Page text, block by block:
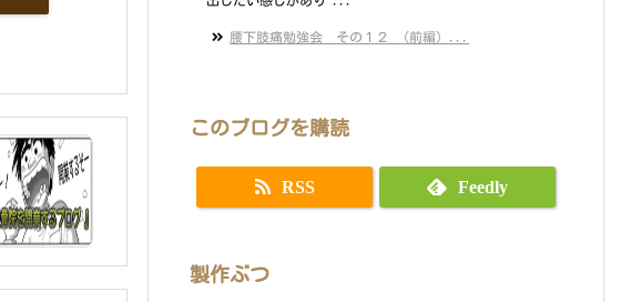
腰下肢痛勉強会 その１２ （前編）...
このブログを購読
RSS Feedly
製作ぶつ